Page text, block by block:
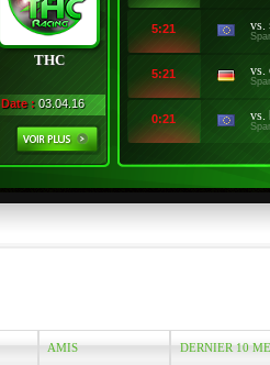
THC
Date : 03.04.16
5:21 vs.
5:21 vs.
0:21 vs.
AMIS DERNIER 10